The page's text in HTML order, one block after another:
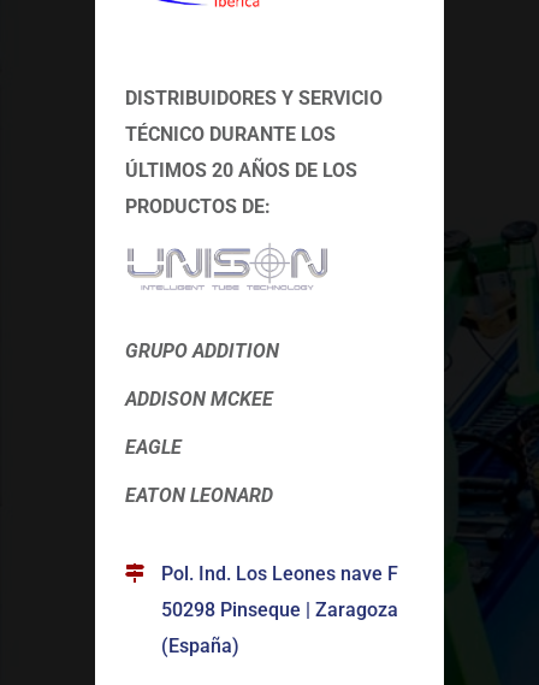
DISTRIBUIDORES Y SERVICIO
TÉCNICO DURANTE LOS
ÚLTIMOS 20 AÑOS DE LOS
PRODUCTOS DE:
GRUPO ADDITION
ADDISON MCKEE
EAGLE
EATON LEONARD
Pol. Ind. Los Leones nave F
50298 Pinseque | Zaragoza
(España)